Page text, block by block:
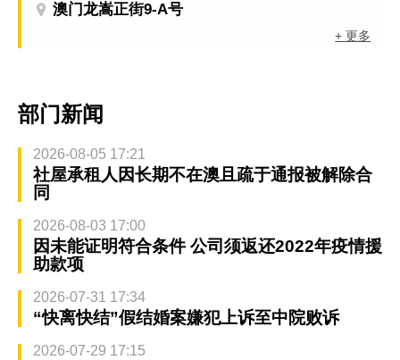
澳门龙嵩正街9-A号
+ 更多
部门新闻
2026-08-05 17:21
社屋承租人因长期不在澳且疏于通报被解除合
同
2026-08-03 17:00
因未能证明符合条件 公司须返还2022年疫情援
助款项
2026-07-31 17:34
“快离快结”假结婚案嫌犯上诉至中院败诉
2026-07-29 17:15